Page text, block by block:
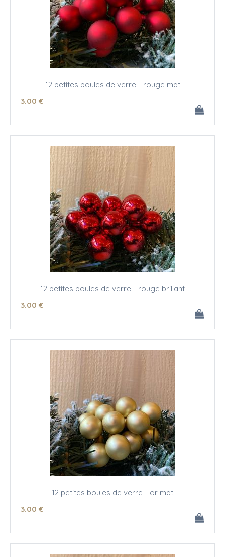
12 petites boules de verre - rouge mat
3.00 €
12 petites boules de verre - rouge brillant
3.00 €
12 petites boules de verre - or mat
3.00 €